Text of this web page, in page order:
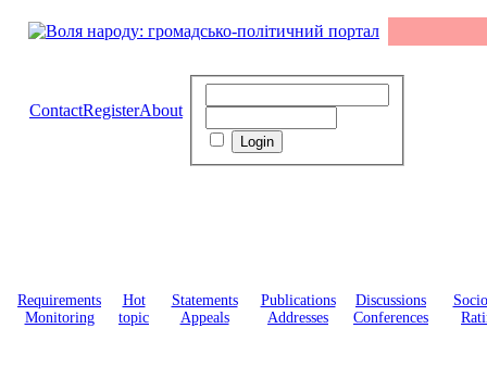
ContactRegisterAbout
Requirements
Monitoring
Hot
topic
Statements
Appeals
Publications
Addresses
Discussions
Conferences